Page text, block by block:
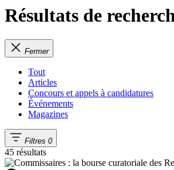
Résultats de
Fermer
Tout
Articles
Concours et appels à candidatures
Événements
Magazines
Filtres 0
45 résultats